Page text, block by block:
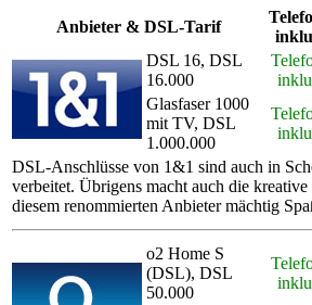
Anbieter & DSL-Tarif
DSL 16, DSL
16.000
Glasfaser 1000
mit TV, DSL
1.000.000
DSL-Anschlüsse von 1&1 sind auch in
verbeitet. Übrigens macht auch die
diesem renommierten Anbieter mächtig
o2 Home S
(DSL), DSL
50.000